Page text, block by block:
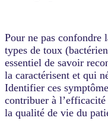
Pour ne pas confondre
types de toux
essentiel de savoir
la caractérisent et qui
Identifier ces
contribuer à
la qualité de vie du